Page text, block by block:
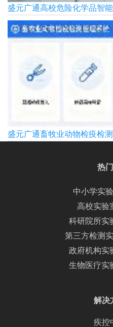
盛元广通高校危险化学品智
盛元广通畜牧业动物检疫检
热
中小学实
高校实验
科研院所实
第三方检测
政府机构实
生物医疗实
解决
疾控